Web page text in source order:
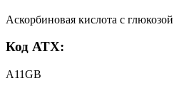
Аскорбиновая кислота с глюкозой
Код АТХ:
A11GB